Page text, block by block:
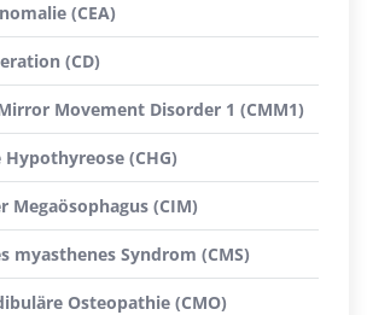
(CEA)
(CD)
Movement Disorder 1 (CMM1)
(CHG)
Megaösophagus (CIM)
myasthenes Syndrom (CMS)
Osteopathie (CMO)